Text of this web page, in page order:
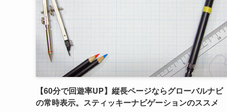
【60分で回遊率UP】縦長ページならグローバルナビ
の常時表示。スティッキーナビゲーションのススメ